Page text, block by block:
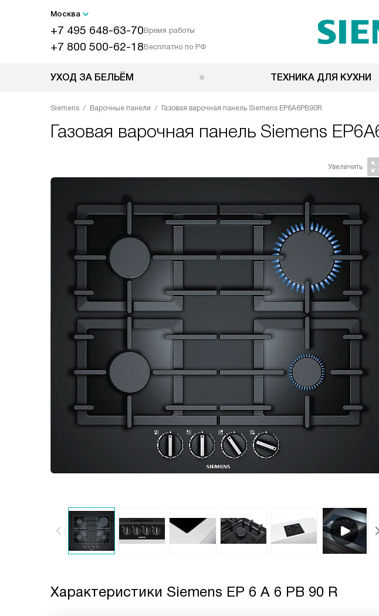
Москва
+7 495 648-63-70Время работы
+7 800 500-62-18Бесплатно по РФ
УХОД ЗА БЕЛЬЁМ ТЕХНИКА ДЛЯ КУХНИ
Siemens Варочные панели Газовая варочная панель Siemens EP6A6PB90R
Газовая варочная панель Siemens
Характеристики Siemens EP 6 A 6 PB 90 R